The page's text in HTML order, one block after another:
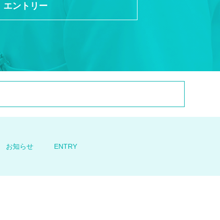
エントリー
お知らせ ENTRY